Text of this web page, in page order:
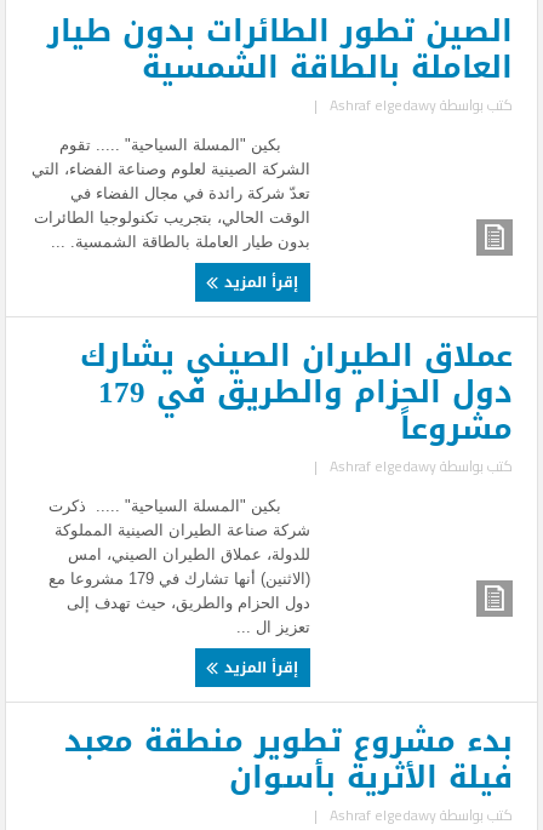
الصين تطور الطائرات بدون طيار
العاملة بالطاقة الشمسية
كتب بواسطةAshraf elgedawy
|
بكين "المسلة السياحية" ..... تقوم
الشركة الصينية لعلوم وصناعة الفضاء، التي
تعدّ شركة رائدة في مجال الفضاء في
الوقت الحالي، بتجريب تكنولوجيا الطائرات
بدون طيار العاملة بالطاقة الشمسية. ...
إقرأ المزيد
عملاق الطيران الصيني يشارك
دول الحزام والطريق في 179
مشروعاً
كتب بواسطةAshraf elgedawy
|
بكين "المسلة السياحية" ..... ذكرت
شركة صناعة الطيران الصينية المملوكة
للدولة، عملاق الطيران الصيني، امس
(الاثنين) أنها تشارك في 179 مشروعا مع
دول الحزام والطريق، حيث تهدف إلى
تعزيز ال ...
إقرأ المزيد
بدء مشروع تطوير منطقة معبد
فيلة الأثرية بأسوان
كتب بواسطةAshraf elgedawy
|